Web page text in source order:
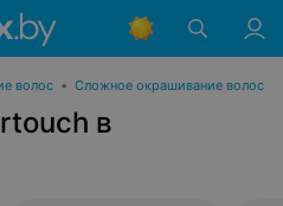
волос • Сложное окрашивание волос
в